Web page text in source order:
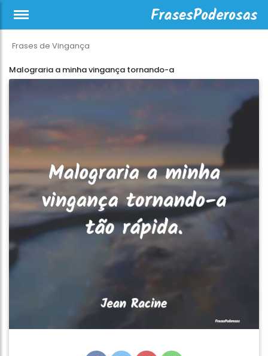
Frases de Vingança
Malograria a minha vingança tornando-a